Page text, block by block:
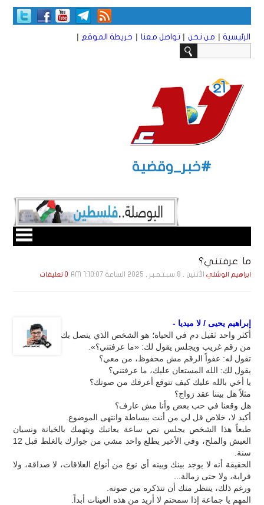
الرئيسية | من نحن | تواصل معنا | خريطة الموقع |
#خبر_وقضية
ما عرفتني؟
ابراهيم الوشلي الأثنين , 8 سـبـتـمـبـر , 2025 الساعة 1:10:07 AM 0 تعليقات
إبراهيم يحيى / لا ميديا -
أكثر واحد ثقيل دم في الحياة؛ هو الشخص الذي يتصل بك
من رقم غريب ويجلس يقول لك: «ما عرفتني؟».
تقول له: عفواً الرقم مش محفوظ، من معي؟
يقول لك: الله المستعان عليك، ما عرفتني؟
يا أخي بالله عليك كيف تتوقع أعرفك من صوتك؟
مثلاً هل بيننا عقد زواج؟
هل وقعنا في حب بعض وأنا مش عارف؟
أكيد لا، خلاص قل لي من أنت ببساطة وانتهى الموضوع.
طبعاً هذا الشخص يجلس نص ساعة يعاتبك ويتهمك بالخيانة ونسيان
العيش والملح، وفي الأخير يطلع واحد مشي من جوارك بالغلط قبل 12
سنة.
الحقيقة أنه لا يوجد بينك وبينه أي نوع من أنواع العلاقات، لا صداقة، ولا
قرابة، ولا حتى زمالة...
ورغم ذلك، ينتظر منك أن تتذكره من صوته.
المهم يا جماعة إذا سمحتم لا أريد من هذه العينات أبداً.